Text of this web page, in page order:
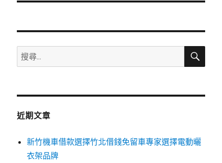
篇
章:
搜
尋
鍵
搜
近期文章
新竹機車借款選擇竹北借錢免留車專家選擇電動曬
衣架品牌